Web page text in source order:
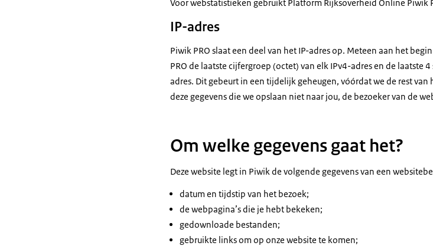
Voor webstatistieken gebruikt Platform Rijksoverheid Online Piwik
IP-adres
Piwik PRO slaat een deel van het IP-adres op. Meteen aan het
PRO de laatste cijfergroep (octet) van elk IPv4-adres en de laatste
adres. Dit gebeurt in een tijdelijk geheugen, vóórdat we de rest van
deze gegevens die we opslaan niet naar jou, de bezoeker van de
Om welke gegevens gaat het?
Deze website legt in Piwik de volgende gegevens van een
datum en tijdstip van het bezoek;
de webpagina’s die je hebt bekeken;
gedownloade bestanden;
gebruikte links om op onze website te komen;